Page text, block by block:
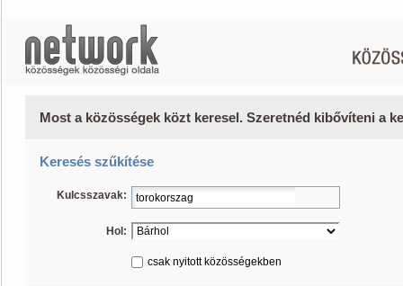
Most a közösségek közt keresel. Szeretnéd kibővíteni a
Keresés szűkítése
Kulcsszavak:
Hol:
csak nyitott közösségekben